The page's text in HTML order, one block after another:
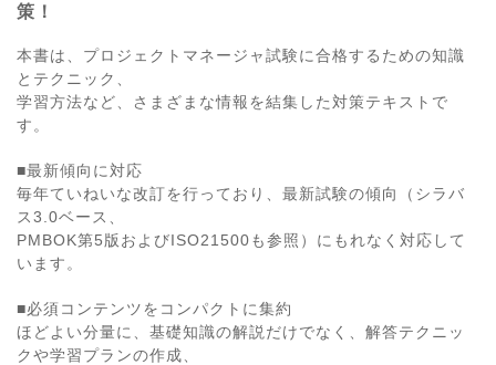
策！
本書は、プロジェクトマネージャ試験に合格するための知識
とテクニック、
学習方法など、さまざまな情報を結集した対策テキストで
す。
■最新傾向に対応
毎年ていねいな改訂を行っており、最新試験の傾向（シラバ
ス3.0ベース、
PMBOK第5版およびISO21500も参照）にもれなく対応して
います。
■必須コンテンツをコンパクトに集約
ほどよい分量に、基礎知識の解説だけでなく、解答テクニッ
クや学習プランの作成、